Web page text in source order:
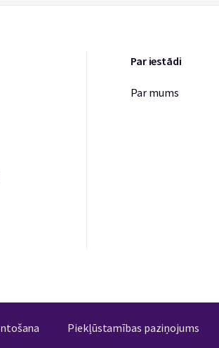
Par iestādi
Par mums
Piekļūstamības paziņojums